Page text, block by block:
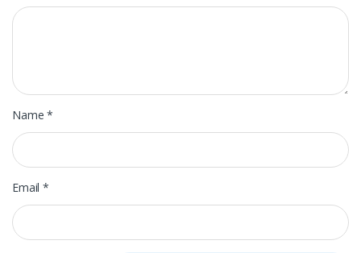
Name*
Email*